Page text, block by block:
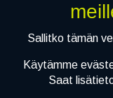
Sallitko tämän
Käytämme
Saat